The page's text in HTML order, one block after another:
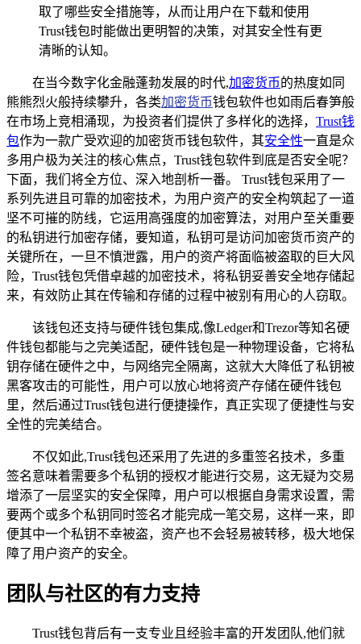
取了哪些安全措施等，从而让用户在下载和使用
Trust钱包时能做出更明智的决策，对其安全性有更
清晰的认知。
在当今数字化金融蓬勃发展的时代,加密货币的热度如同
熊熊烈火般持续攀升，各类加密货币钱包软件也如雨后春笋般
在市场上竞相涌现，为投资者们提供了多样化的选择， Trust钱
包作为一款广受欢迎的加密货币钱包软件，其安全性一直是众
多用户极为关注的核心焦点，Trust钱包软件到底是否安全呢？
下面，我们将全方位、深入地剖析一番。 Trust钱包采用了一
系列先进且可靠的加密技术，为用户资产的安全构筑起了一道
坚不可摧的防线，它运用高强度的加密算法，对用户至关重要
的私钥进行加密存储，要知道，私钥可是访问加密货币资产的
关键所在，一旦不慎泄露，用户的资产将面临被盗取的巨大风
险，Trust钱包凭借卓越的加密技术，将私钥妥善安全地存储起
来，有效防止其在传输和存储的过程中被别有用心的人窃取。
该钱包还支持与硬件钱包集成,像Ledger和Trezor等知名硬
件钱包都能与之完美适配，硬件钱包是一种物理设备，它将私
钥存储在硬件之中，与网络完全隔离，这就大大降低了私钥被
黑客攻击的可能性，用户可以放心地将资产存储在硬件钱包
里，然后通过Trust钱包进行便捷操作，真正实现了便捷性与安
全性的完美结合。
不仅如此,Trust钱包还采用了先进的多重签名技术，多重
签名意味着需要多个私钥的授权才能进行交易，这无疑为交易
增添了一层坚实的安全保障，用户可以根据自身需求设置，需
要两个或多个私钥同时签名才能完成一笔交易，这样一来，即
便其中一个私钥不幸被盗，资产也不会轻易被转移，极大地保
障了用户资产的安全。
团队与社区的有力支持
Trust钱包背后有一支专业且经验丰富的开发团队,他们就